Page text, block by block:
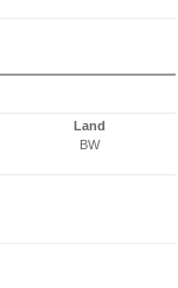
Land
BW